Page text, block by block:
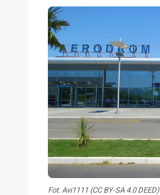
Fot. Avi1111 (CC BY-SA 4.0 DEED)